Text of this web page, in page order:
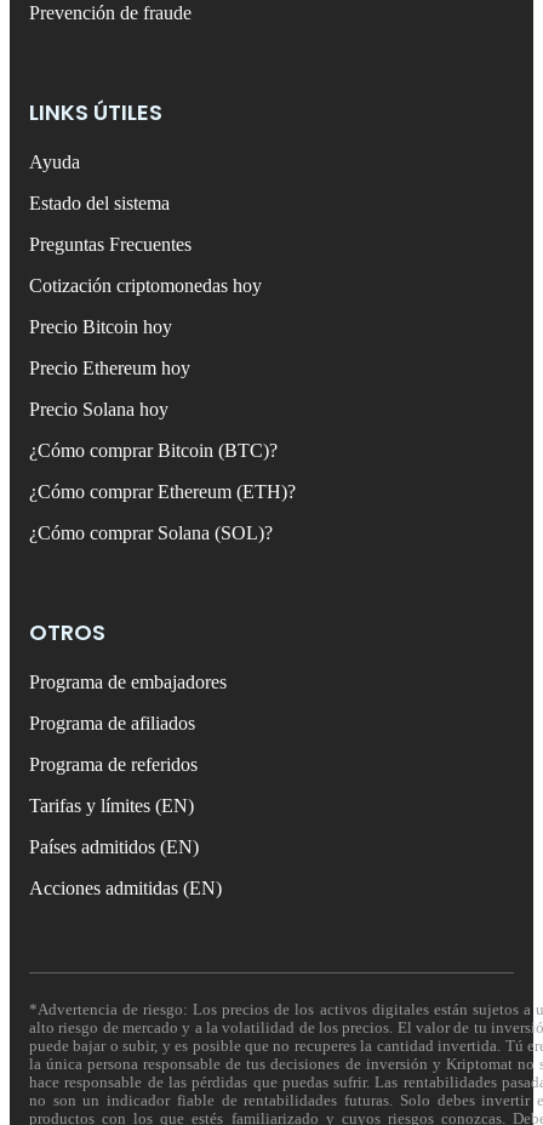
Prevención de fraude
LINKS ÚTILES
Ayuda
Estado del sistema
Preguntas Frecuentes
Cotización criptomonedas hoy
Precio Bitcoin hoy
Precio Ethereum hoy
Precio Solana hoy
¿Cómo comprar Bitcoin (BTC)?
¿Cómo comprar Ethereum (ETH)?
¿Cómo comprar Solana (SOL)?
OTROS
Programa de embajadores
Programa de afiliados
Programa de referidos
Tarifas y límites (EN)
Países admitidos (EN)
Acciones admitidas (EN)
*Advertencia de riesgo: Los precios de los activos digitales están sujetos a
alto riesgo de mercado y a la volatilidad de los precios. El valor de tu
puede bajar o subir, y es posible que no recuperes la cantidad invertida. Tú
la única persona responsable de tus decisiones de inversión y Kriptomat no
hace responsable de las pérdidas que puedas sufrir. Las rentabilidades
no son un indicador fiable de rentabilidades futuras. Solo debes invertir
productos con los que estés familiarizado y cuyos riesgos conozcas.